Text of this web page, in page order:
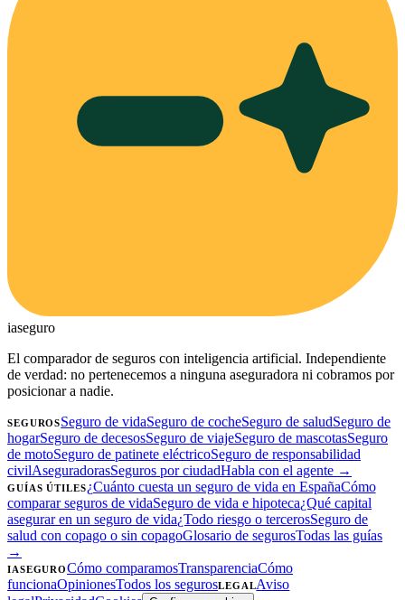
iaseguro
El comparador de seguros con inteligencia artificial. Independiente
de verdad: no pertenecemos a ninguna aseguradora ni cobramos por
posicionar a nadie.
SEGUROSSeguro de vidaSeguro de cocheSeguro de saludSeguro de
hogarSeguro de decesosSeguro de viajeSeguro de mascotasSeguro
de motoSeguro de patinete eléctricoSeguro de responsabilidad
civilAseguradorasSeguros por ciudadHabla con el agente →
GUÍAS ÚTILES¿Cuánto cuesta un seguro de vida en EspañaCómo
comparar seguros de vidaSeguro de vida e hipoteca¿Qué capital
asegurar en un seguro de vida¿Todo riesgo o tercerosSeguro de
salud con copago o sin copagoGlosario de segurosTodas las guías
→
IASEGUROCómo comparamosTransparenciaCómo
funcionaOpinionesTodos los segurosLEGALAviso